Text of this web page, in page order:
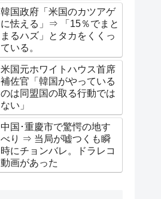
韓国政府「米国のカツアゲ
に怯える」⇒ 「15％でまと
まるハズ」とタカをくくっ
ている。
米国元ホワイトハウス首席
補佐官「韓国がやっている
のは同盟国の取る行動では
ない」
中国･重慶市で驚愕の地す
べり ⇒ 当局が嘘つくも瞬
時にチョンバレ。ドラレコ
動画があった